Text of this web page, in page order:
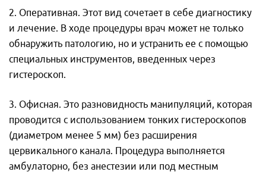
2. Оперативная. Этот вид сочетает в себе диагностику
и лечение. В ходе процедуры врач может не только
обнаружить патологию, но и устранить ее с помощью
специальных инструментов, введенных через
гистероскоп.
3. Офисная. Это разновидность манипуляций, которая
проводится с использованием тонких гистероскопов
(диаметром менее 5 мм) без расширения
цервикального канала. Процедура выполняется
амбулаторно, без анестезии или под местным